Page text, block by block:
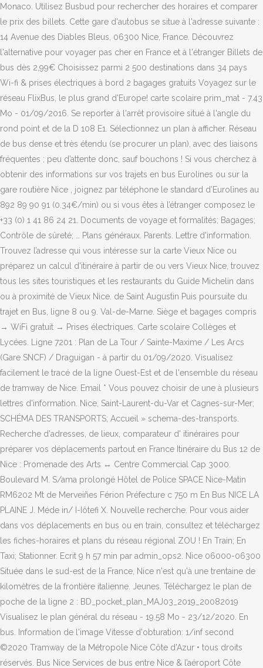
Monaco. Utilisez Busbud pour rechercher des horaires et comparer
le prix des billets. Cette gare d'autobus se situe à l'adresse suivante :
14 Avenue des Diables Bleus, 06300 Nice, France. Découvrez
l'alternative pour voyager pas cher en France et à l'étranger Billets de
bus dès 2,99€ Choisissez parmi 2 500 destinations dans 34 pays
Wi-fi & prises électriques à bord 2 bagages gratuits Voyagez sur le
réseau FlixBus, le plus grand d'Europe! carte scolaire prim_mat - 7.43
Mo - 01/09/2016. Se reporter à l'arrêt provisoire situé à l'angle du
rond point et de la D 108 E1. Sélectionnez un plan à afficher. Réseau
de bus dense et très étendu (se procurer un plan), avec des liaisons
fréquentes ; peu d’attente donc, sauf bouchons ! Si vous cherchez à
obtenir des informations sur vos trajets en bus Eurolines ou sur la
gare routière Nice , joignez par téléphone le standard d’Eurolines au
892 89 90 91 (0.34€/min) ou si vous êtes à l’étranger composez le
+33 (0) 1 41 86 24 21. Documents de voyage et formalités; Bagages;
Contrôle de sûreté; … Plans généraux. Parents. Lettre d'information.
Trouvez l’adresse qui vous intéresse sur la carte Vieux Nice ou
préparez un calcul d'itinéraire à partir de ou vers Vieux Nice, trouvez
tous les sites touristiques et les restaurants du Guide Michelin dans
ou à proximité de Vieux Nice. de Saint Augustin Puis poursuite du
trajet en Bus, ligne 8 ou 9. Val-de-Marne. Siège et bagages compris
→ WiFi gratuit → Prises électriques. Carte scolaire Collèges et
Lycées. Ligne 7201 : Plan de La Tour / Sainte-Maxime / Les Arcs
(Gare SNCF) / Draguigan - à partir du 01/09/2020. Visualisez
facilement le tracé de la ligne Ouest-Est et de l'ensemble du réseau
de tramway de Nice. Email * Vous pouvez choisir de une à plusieurs
lettres d'information. Nice, Saint-Laurent-du-Var et Cagnes-sur-Mer;
SCHÉMA DES TRANSPORTS; Accueil » schema-des-transports.
Recherche d'adresses, de lieux, comparateur d' itinéraires pour
préparer vos déplacements partout en France Itinéraire du Bus 12 de
Nice : Promenade des Arts ↔ Centre Commercial Cap 3000.
Boulevard M. S/ama prolongé Hôtel de Police SPACE Nice-Matin
RM6202 Mt de Merveiñes Férion Préfecture c 750 m En Bus NICE LA
PLAINE J. Méde in/ I-Iôtefi X. Nouvelle recherche. Pour vous aider
dans vos déplacements en bus ou en train, consultez et téléchargez
les fiches-horaires et plans du réseau régional ZOU ! En Train; En
Taxi; Stationner. Ecrit 9 h 57 min par admin_ops2. Nice 06000-06300
Située dans le sud-est de la France, Nice n'est qu'à une trentaine de
kilomètres de la frontière italienne. Jeunes. Téléchargez le plan de
poche de la ligne 2 : BD_pocket_plan_MAJ03_2019_20082019
Visualisez le plan général du réseau - 19.58 Mo - 23/12/2020. En
bus. Information de l'image Vitesse d'obturation: 1/inf second
©2020 Tramway de la Métropole Nice Côte d'Azur • tous droits
réservés. Bus Nice Services de bus entre Nice & l’aéroport Côte